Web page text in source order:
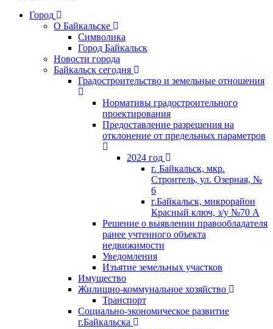
Город
О Байкальске
Символика
Город Байкальск
Новости города
Байкальск сегодня
Градостроительство и земельные отношения
Нормативы градостроительного
проектирования
Предоставление разрешения на
отклонение от предельных параметров
2024 год
г. Байкальск, мкр.
Строитель, ул. Озерная, №
6
г.Байкальск, микрорайон
Красный ключ, з/у №70 А
Решение о выявлении правообладателя
ранее учтенного объекта
недвижимости
Уведомления
Изъятие земельных участков
Имущество
Жилищно-коммунальное хозяйство
Транспорт
Социально-экономическое развитие
г.Байкальска